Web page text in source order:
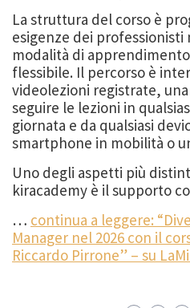
La struttura del corso è
esigenze dei
modalità di
flessibile. Il percorso è
videolezioni registrate,
seguire le lezioni in
giornata e da qualsiasi
smartphone in mobilità o
Uno degli aspetti più
kiracademy è il supporto
… continua a leggere:
Manager nel 2026 con il
Riccardo Pirrone” – su